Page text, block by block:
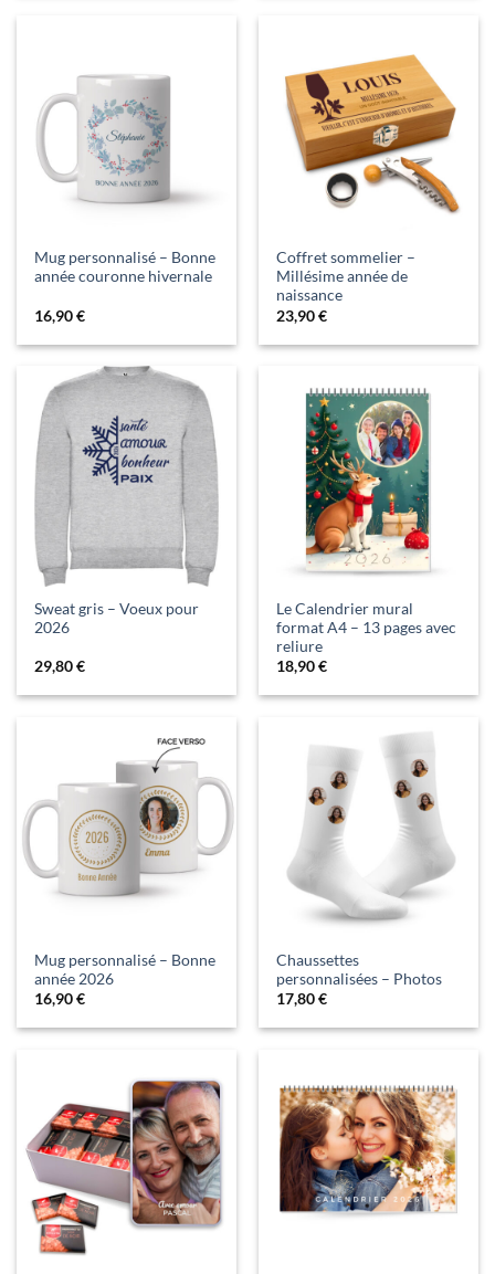
Mug personnalisé – Bonne
année couronne hivernale
16,90€
Coffret sommelier –
Millésime année de
naissance
23,90€
Sweat gris – Voeux pour
2026
29,80€
Le Calendrier mural
format A4 – 13 pages avec
reliure
18,90€
Mug personnalisé – Bonne
année 2026
16,90€
Chaussettes
personnalisées – Photos
17,80€